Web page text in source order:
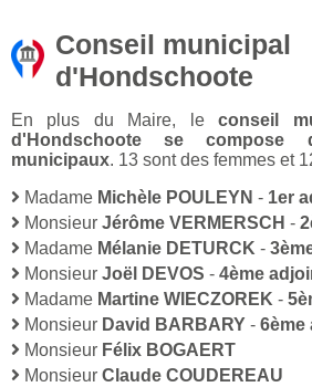
Conseil municipal
d'Hondschoote
En plus du Maire, leconseil
d'Hondschoote se compose
municipaux. 13 sont des femmes et
Madame Michèle POULEYN - 1er
Monsieur Jérôme VERMERSCH -
Madame Mélanie DETURCK -
Monsieur Joël DEVOS - 4ème
Madame Martine WIECZOREK -
Monsieur David BARBARY - 6ème
Monsieur Félix BOGAERT
Monsieur Claude COUDEREAU